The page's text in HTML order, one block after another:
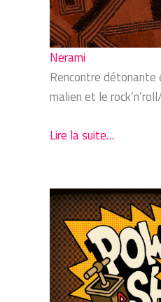
Nerami
Rencontre
malien et le
Lire la suite…